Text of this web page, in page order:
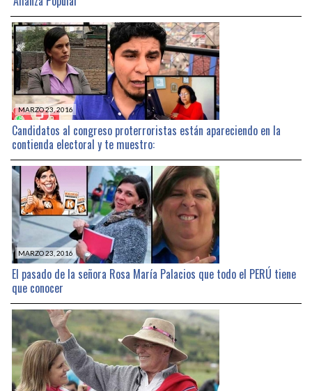
MARZO 23, 2016
Candidatos al congreso proterroristas están apareciendo en la
contienda electoral y te muestro:
MARZO 23, 2016
El pasado de la señora Rosa María Palacios que todo el PERÚ tiene
que conocer